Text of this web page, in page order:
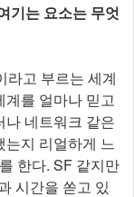
기는 요소는 무엇
라고 부르는 세계
계를 얼마나 믿고
나 네트워크 같은
는지 리얼하게 느
한다. SF 같지만
시간을 쏟고 있